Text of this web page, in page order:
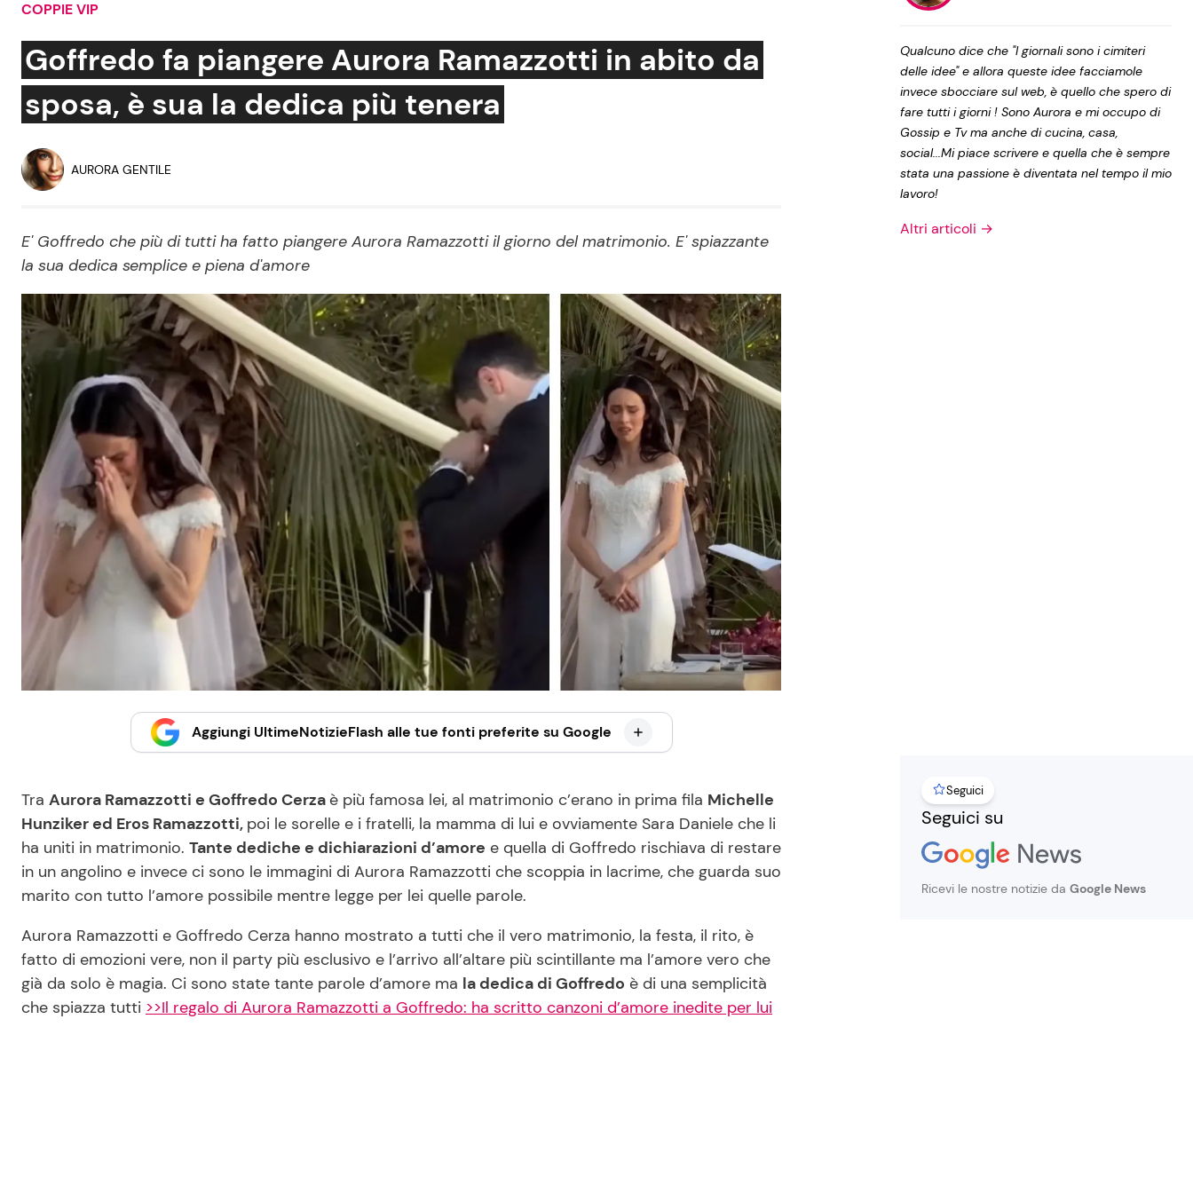
Social News
News dal mondo
Benessere
Mondo Mamma
News benessere
Salute
Viaggi e Turismo
Festività
Le Ricette in TV
Ricette Facili e Veloci
Ricette Feste
Ricette per Bambini
Privacy Policy
COPPIE VIP
Goffredo fa piangere Aurora Ramazzotti in abito da
sposa, è sua la dedica più tenera
AURORA GENTILE
E' Goffredo che più di tutti ha fatto piangere Aurora Ramazzotti il giorno del matrimonio. E' spiazzante
la sua dedica semplice e piena d'amore
Aggiungi UltimeNotizieFlash alle tue fonti preferite su Google
Tra Aurora Ramazzotti e Goffredo Cerza è più famosa lei, al matrimonio c’erano in prima fila Michelle
Hunziker ed Eros Ramazzotti, poi le sorelle e i fratelli, la mamma di lui e ovviamente Sara Daniele che li
ha uniti in matrimonio. Tante dediche e dichiarazioni d’amore e quella di Goffredo rischiava di restare
in un angolino e invece ci sono le immagini di Aurora Ramazzotti che scoppia in lacrime, che guarda suo
marito con tutto l’amore possibile mentre legge per lei quelle parole.
Aurora Ramazzotti e Goffredo Cerza hanno mostrato a tutti che il vero matrimonio, la festa, il rito, è
fatto di emozioni vere, non il party più esclusivo e l’arrivo all’altare più scintillante ma l’amore vero che
già da solo è magia. Ci sono state tante parole d’amore ma la dedica di Goffredo è di una semplicità
che spiazza tutti >>Il regalo di Aurora Ramazzotti a Goffredo: ha scritto canzoni d’amore inedite per lui
Qualcuno dice che "I giornali sono i cimiteri
delle idee" e allora queste idee facciamole
invece sbocciare sul web, è quello che spero di
fare tutti i giorni ! Sono Aurora e mi occupo di
Gossip e Tv ma anche di cucina, casa,
social...Mi piace scrivere e quella che è sempre
stata una passione è diventata nel tempo il mio
lavoro!
Altri articoli →
Seguici
Seguici su
Ricevi le nostre notizie da Google News